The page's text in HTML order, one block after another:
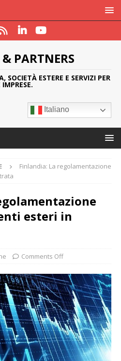
PARTNERS
SOCIETÀ ESTERE E SERVIZI PER
IMPRESE.
Italiano
Finlandia: La regolamentazione
esteri in
Comments Off